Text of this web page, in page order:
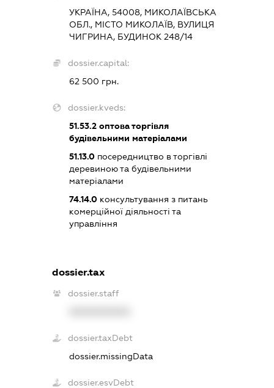
УКРАЇНА, 54008, МИКОЛАЇВСЬКА
ОБЛ., МІСТО МИКОЛАЇВ, ВУЛИЦЯ
ЧИГРИНА, БУДИНОК 248/14
dossier.capital:
62 500 грн.
dossier.kveds:
51.53.2оптова торгівля
будівельними матеріалами
51.13.0посередництво в торгівлі
деревиною та будівельними
матеріалами
74.14.0консультування з питань
комерційної діяльності та
управління
dossier.tax
dossier.staff
dossier.taxDebt
dossier.missingData
dossier.esvDebt